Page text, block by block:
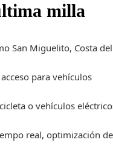
milla
San Miguelito, Costa del
para vehículos
o vehículos
real, optimización de